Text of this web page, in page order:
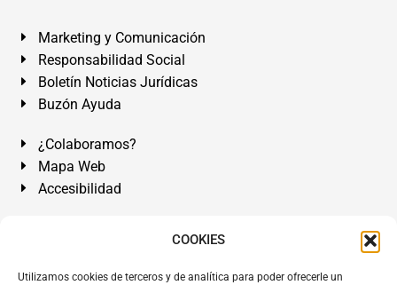
COOKIES
Utilizamos cookies de terceros y de analítica para poder ofrecerle un
Marketing y Comunicación
Responsabilidad Social
Boletín Noticias Jurídicas
Buzón Ayuda
¿Colaboramos?
Mapa Web
Accesibilidad
Álvarez Abogados Tenerife:Calle Teobaldo Power Nº 7,
de Tenerife. Islas Canarias.